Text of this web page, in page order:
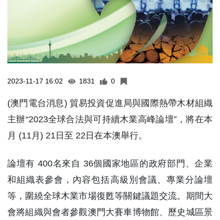
2023-11-17 16:02 1831 0
(澳門電台消息) 貿易投資促進局與國際熱帶木材組織
主辦“2023全球合法與可持續木業高峰論壇”，將在本
月 (11月) 21日至 22日在本澳舉行。
論壇有 400名來自 36個國家地區的政府部門、企業
和組織表參會，內容包括高級別會議、專業分論壇
等，圍繞全球木業市場復甦等關鍵議題交流。期間大
會將組織與會者參觀澳門大賽車博物館、歷史城區景